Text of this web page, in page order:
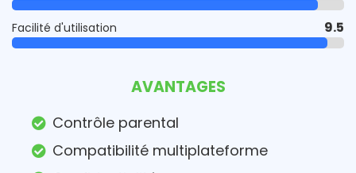
Facilité d'utilisation 9.5
AVANTAGES
Contrôle parental
Compatibilité multiplateforme